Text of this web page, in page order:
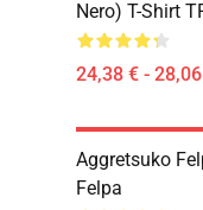
Nero) T-Shirt
24,38 € -
Aggretsuko
Felpa